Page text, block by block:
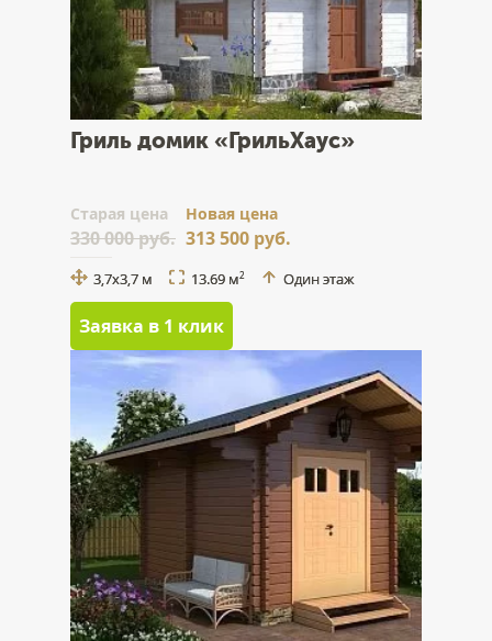
Гриль домик «ГрильХаус»
Cтарая цена
330 000 руб.
Новая цена
313 500 руб.
3,7x3,7 м 13.69 м2 Один этаж
Заявка в 1 клик